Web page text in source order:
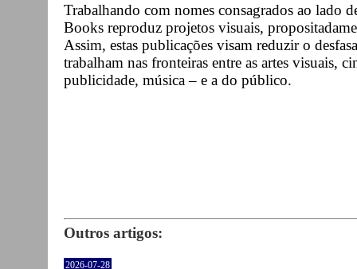
Trabalhando com nomes consagrados ao lado
Books reproduz projetos visuais,
Assim, estas publicações visam reduzir o
trabalham nas fronteiras entre as artes visuais,
publicidade, música – e a do público.
Outros artigos:
2026-07-28